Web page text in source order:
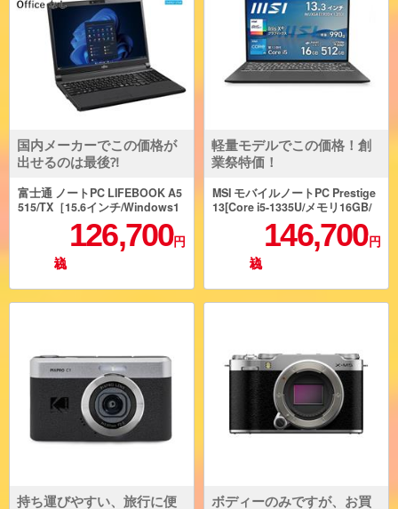
国内メーカーでこの価格が
出せるのは最後⁈
富士通 ノートPC LIFEBOOK A5
515/TX［15.6インチ/Windows1
1-Pro/インテル Core 5 プロセッ
サー 120U/メモリ16GB/256GB
(SSD)/Microsoft Officeなし］ F
MVA0G015P
126,700円
軽量モデルでこの価格！創
業祭特価！
MSI モバイルノートPC Prestige
13[Core i5-1335U/メモリ16GB/
Windows11Pro/0.99kg/OfficeH
ome&Business 2024] Prestige-
13-A13M-4757JP146,700 円
持ち運びやすい、旅行に便
ボディーのみですが、お買